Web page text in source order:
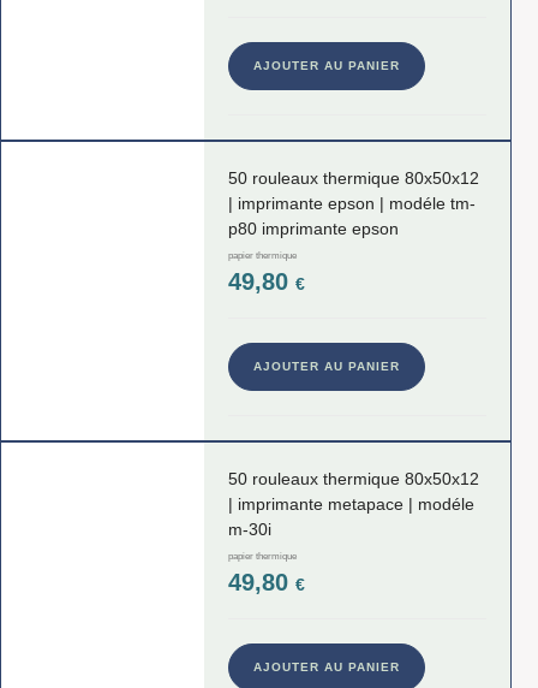
AJOUTER AU PANIER
50 rouleaux thermique 80x50x12
| imprimante epson | modéle tm-
p80 imprimante epson
papier thermique
49,80€
AJOUTER AU PANIER
50 rouleaux thermique 80x50x12
| imprimante metapace | modéle
m-30i
papier thermique
49,80€
AJOUTER AU PANIER